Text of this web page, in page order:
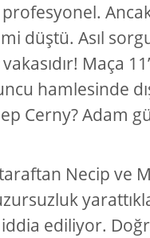
düştü. Asıl
Maça
hamlesinde
Cerny? Adam
Necip ve
ediliyor.